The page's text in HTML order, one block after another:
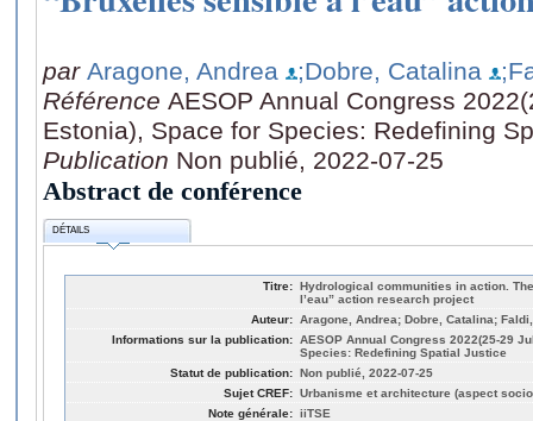
par Aragone, Andrea ;Dobre, Catalina
Référence AESOP Annual Congress
Estonia), Space for Species: Redefining
Publication Non publié, 2022-07-25
Abstract de conférence
DÉTAILS
Titre: Hydrological communities in action.
l’eau” action research project
Auteur: Aragone, Andrea; Dobre, Catalina;
Informations sur la publication: AESOP Annual Congress 2022(25-29
Species: Redefining Spatial Justice
Statut de publication: Non publié, 2022-07-25
Sujet CREF: Urbanisme et architecture (aspect
Note générale: iiTSE